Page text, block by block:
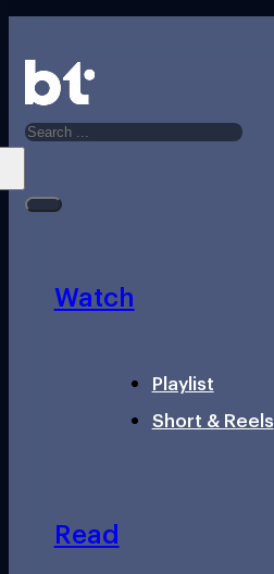
Search
Watch
Playlist
Short & Reels
Read